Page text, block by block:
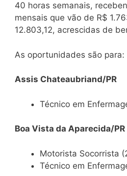
40 horas semanais,
mensais que vão de R$
12.803,12, acrescidas de
As oportunidades são para:
Assis Chateaubriand/PR
Técnico em
Boa Vista da Aparecida/PR
Motorista Socorrista
Técnico em